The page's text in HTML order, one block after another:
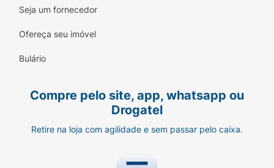
Seja um fornecedor
Ofereça seu imóvel
Bulário
Compre pelo site, app, whatsapp ou
Drogatel
Retire na loja com agilidade e sem passar pelo caixa.